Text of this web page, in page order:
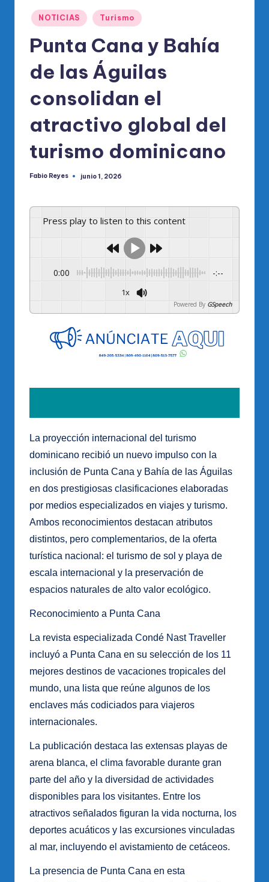
di
O
ci
el
Publicado
en
NOTICIAS Turismo
Punta Cana y Bahía
de las Águilas
consolidan el
atractivo global del
turismo dominicano
Publicado
Fabio Reyes junio 1, 2026
Press play to listen to this content
0:00 -:--
1x
Powered By GSpeech
La proyección internacional del turismo
dominicano recibió un nuevo impulso con la
inclusión de Punta Cana y Bahía de las Águilas
en dos prestigiosas clasificaciones elaboradas
por medios especializados en viajes y turismo.
Ambos reconocimientos destacan atributos
distintos, pero complementarios, de la oferta
turística nacional: el turismo de sol y playa de
escala internacional y la preservación de
espacios naturales de alto valor ecológico.
Reconocimiento a Punta Cana
La revista especializada Condé Nast Traveller
incluyó a Punta Cana en su selección de los 11
mejores destinos de vacaciones tropicales del
mundo, una lista que reúne algunos de los
enclaves más codiciados para viajeros
internacionales.
La publicación destaca las extensas playas de
arena blanca, el clima favorable durante gran
parte del año y la diversidad de actividades
disponibles para los visitantes. Entre los
atractivos señalados figuran la vida nocturna, los
deportes acuáticos y las excursiones vinculadas
al mar, incluyendo el avistamiento de cetáceos.
La presencia de Punta Cana en esta